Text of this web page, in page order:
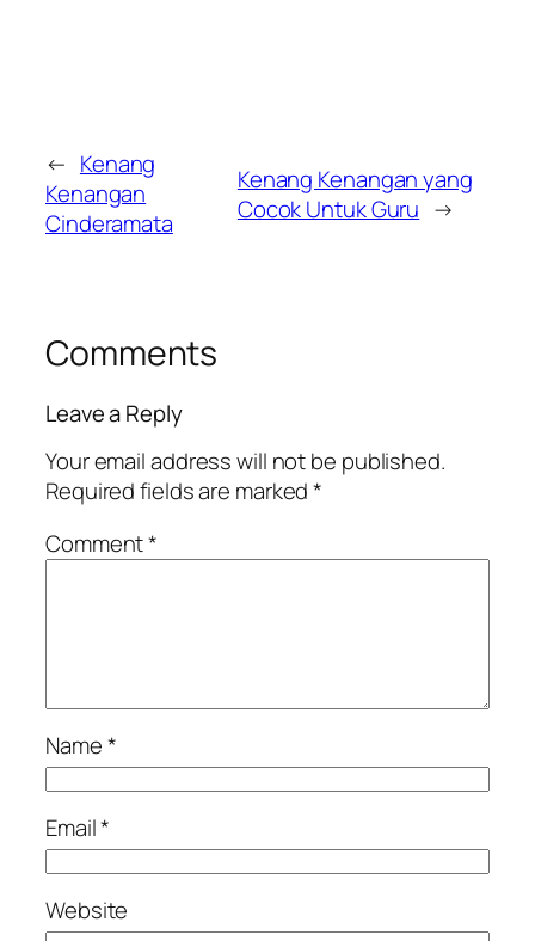
← Kenang
Kenangan
Cinderamata
Kenang Kenangan yang
Cocok Untuk Guru →
Comments
Leave a Reply
Your email address will not be published.
Required fields are marked*
Comment*
Name*
Email*
Website